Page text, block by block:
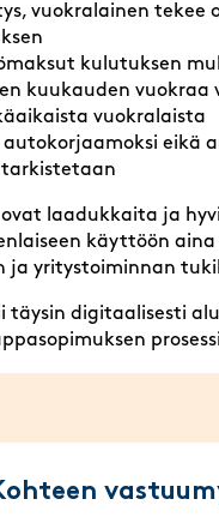
vuokralainen tekee
kulutuksen
kuukauden vuokraa
vuokralaista
autokorjaamoksi eikä
ovat laadukkaita ja
käyttöön
ja yritystoiminnan
täysin digitaalisesti